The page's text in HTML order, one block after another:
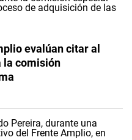
evalúan citar al
la comisión